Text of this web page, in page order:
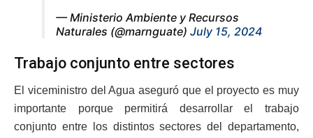
— Ministerio Ambiente y Recursos
Naturales (@marnguate) July 15, 2024
Trabajo conjunto entre sectores
El viceministro del Agua aseguró que el proyecto es muy
importante porque permitirá desarrollar el trabajo
conjunto entre los distintos sectores del departamento,